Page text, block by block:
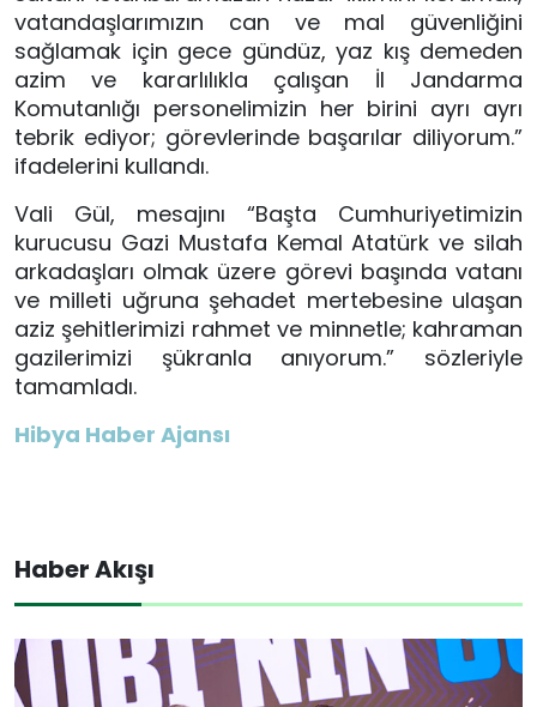
vatandaşlarımızın can ve mal güvenliğini
sağlamak için gece gündüz, yaz kış demeden
azim ve kararlılıkla çalışan İl Jandarma
Komutanlığı personelimizin her birini ayrı ayrı
tebrik ediyor; görevlerinde başarılar diliyorum.”
ifadelerini kullandı.
Vali Gül, mesajını “Başta Cumhuriyetimizin
kurucusu Gazi Mustafa Kemal Atatürk ve silah
arkadaşları olmak üzere görevi başında vatanı
ve milleti uğruna şehadet mertebesine ulaşan
aziz şehitlerimizi rahmet ve minnetle; kahraman
gazilerimizi şükranla anıyorum.” sözleriyle
tamamladı.
Hibya Haber Ajansı
Haber Akışı